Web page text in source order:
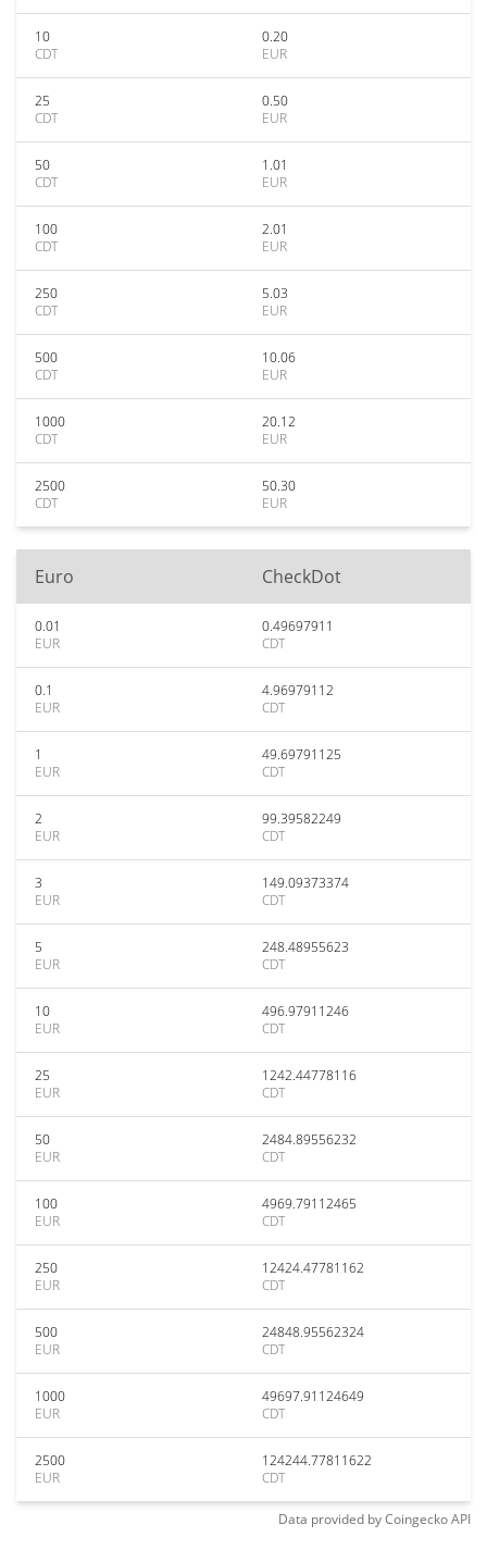
10
CDT
0.20
EUR
25
CDT
0.50
EUR
50
CDT
1.01
EUR
100
CDT
2.01
EUR
250
CDT
5.03
EUR
500
CDT
10.06
EUR
1000
CDT
20.12
EUR
2500
CDT
50.30
EUR
Euro CheckDot
0.01
EUR
0.49697911
CDT
0.1
EUR
4.96979112
CDT
1
EUR
49.69791125
CDT
2
EUR
99.39582249
CDT
3
EUR
149.09373374
CDT
5
EUR
248.48955623
CDT
10
EUR
496.97911246
CDT
25
EUR
1242.44778116
CDT
50
EUR
2484.89556232
CDT
100
EUR
4969.79112465
CDT
250
EUR
12424.47781162
CDT
500
EUR
24848.95562324
CDT
1000
EUR
49697.91124649
CDT
2500
EUR
124244.77811622
CDT
Data provided byCoingeckoAPI